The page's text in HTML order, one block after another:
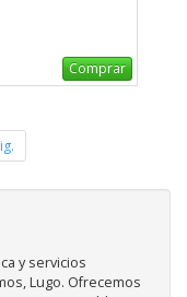
Comprar
y servicios
Lugo. Ofrecemos